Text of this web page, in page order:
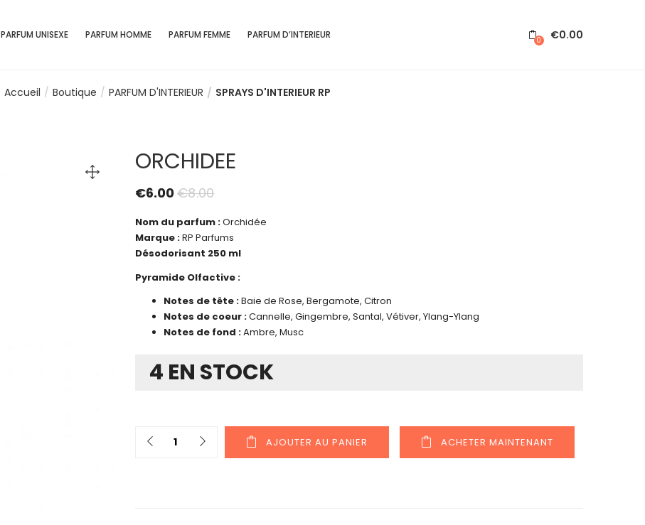
PARFUM UNISEXE PARFUM HOMME PARFUM FEMME PARFUM D’INTERIEUR 0 €0.00
Accueil Boutique PARFUM D'INTERIEUR SPRAYS D'INTERIEUR RP
ORCHIDEE
€6.00€8.00
Nom du parfum :Orchidée
Marque :RP Parfums
Désodorisant 250 ml
Pyramide Olfactive :
Notes de tête :Baie de Rose, Bergamote, Citron
Notes de coeur :Cannelle, Gingembre, Santal, Vétiver, Ylang-Ylang
Notes de fond :Ambre, Musc
4 EN STOCK
AJOUTER AU PANIER ACHETER MAINTENANT